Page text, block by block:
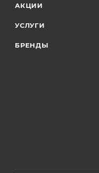
АКЦИИ
УСЛУГИ
БРЕНДЫ